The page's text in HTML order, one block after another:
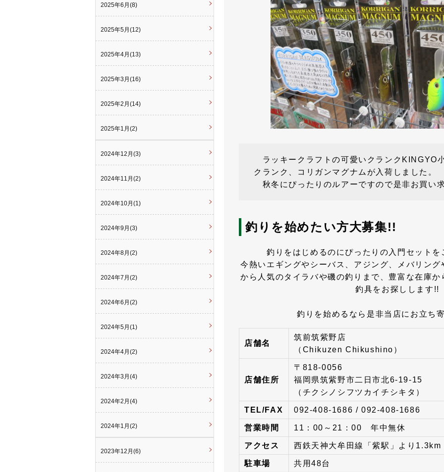
ラッキークラフトの可愛いクランクKINGYO
クランク、コリガンマグナムが入荷しました。
秋冬にぴったりのルアーですので是非お買い
釣りを始めたい方大募集!!
釣りをはじめるのにぴったりの入門セット
今熱いエギングやシーバス、アジング、メバリン
から人気のタイラバや磯の釣りまで、豊富な在庫
釣具をお探しします!!
釣りを始めるなら是非当店にお立ち
店舗名
筑前筑紫野店
（Chikuzen Chikushino）
店舗住所
〒818-0056
福岡県筑紫野市二日市北6-19-15
（チクシノシフツカイチシキタ）
TEL/FAX 092-408-1686 / 092-408-1686
営業時間 11：00～21：00 年中無休
アクセス 西鉄天神大牟田線「紫駅」より1.3km
駐車場 共用48台
2025年6月(8)
2025年5月(12)
2025年4月(13)
2025年3月(16)
2025年2月(14)
2025年1月(2)
2024年12月(3)
2024年11月(2)
2024年10月(1)
2024年9月(3)
2024年8月(2)
2024年7月(2)
2024年6月(2)
2024年5月(1)
2024年4月(2)
2024年3月(4)
2024年2月(4)
2024年1月(2)
2023年12月(6)